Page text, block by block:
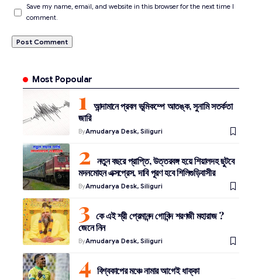
Save my name, email, and website in this browser for the next time I
comment.
Most Popoular
আন্দামানে প্রবল ভূমিকম্পে আতঙ্ক, সুনামি সতর্কতা
জারি
ByAmudarya Desk, Siliguri
নতুন বছরে প্রাপ্তি, উত্তরবঙ্গ হয়ে শিয়ালদহ ছুটবে
মদনমোহন এক্সপ্রেস, দাবি পূরণ হবে শিলিগুড়িবাসীর
ByAmudarya Desk, Siliguri
কে এই শ্রী প্রেমানন্দ গোবিন্দ শরণজী মহারাজ ?
জেনে নিন
ByAmudarya Desk, Siliguri
বিশ্বকাপের মঞ্চে নামার আগেই ধাক্কা